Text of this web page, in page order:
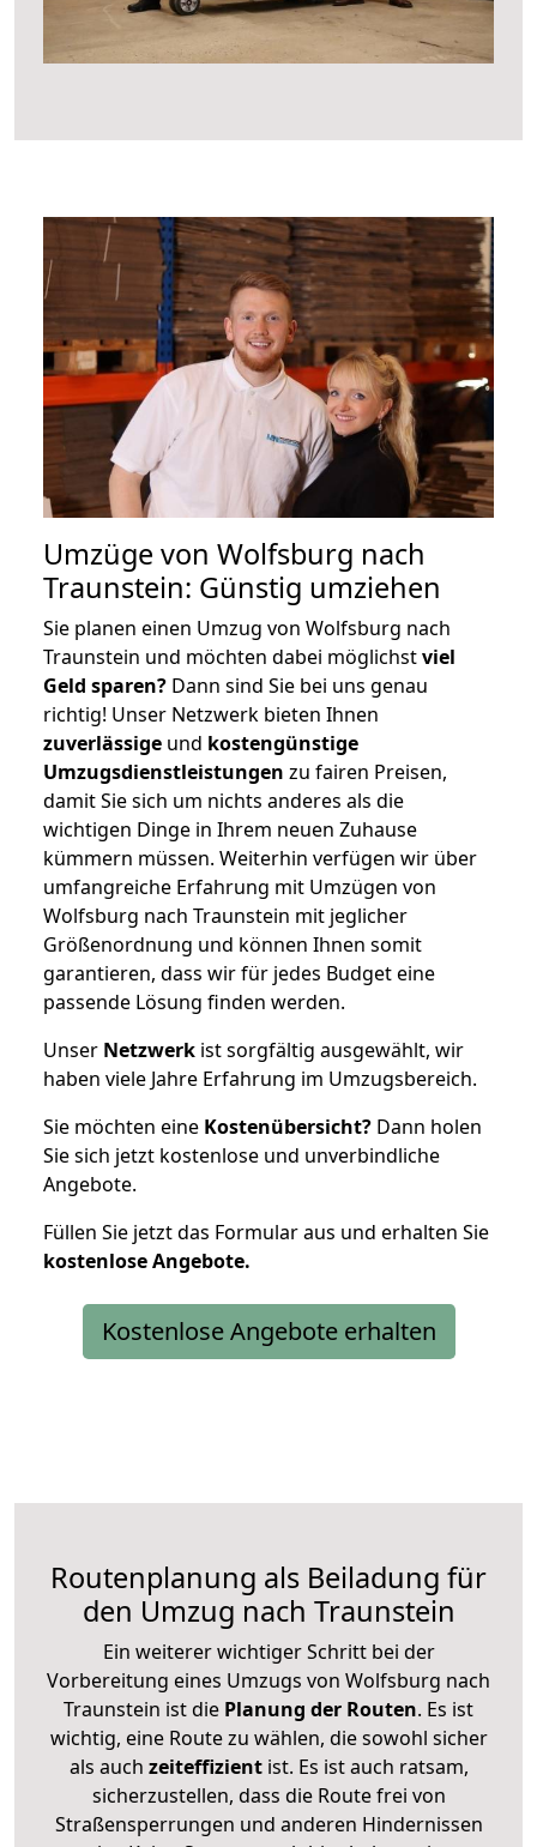
Umzüge von Wolfsburg nach
Traunstein: Günstig umziehen
Sie planen einen Umzug von Wolfsburg nach
Traunstein und möchten dabei möglichstviel
Geld sparen? Dann sind Sie bei uns genau
richtig! Unser Netzwerk bieten Ihnen
zuverlässige und kostengünstige
Umzugsdienstleistungen zu fairen Preisen,
damit Sie sich um nichts anderes als die
wichtigen Dinge in Ihrem neuen Zuhause
kümmern müssen. Weiterhin verfügen wir über
umfangreiche Erfahrung mit Umzügen von
Wolfsburg nach Traunstein mit jeglicher
Größenordnung und können Ihnen somit
garantieren, dass wir für jedes Budget eine
passende Lösung finden werden.
Unser Netzwerk ist sorgfältig ausgewählt, wir
haben viele Jahre Erfahrung im Umzugsbereich.
Sie möchten eine Kostenübersicht? Dann holen
Sie sich jetzt kostenlose und unverbindliche
Angebote.
Füllen Sie jetzt das Formular aus und erhalten Sie
kostenloseAngebote.
Kostenlose Angebote erhalten
Routenplanung als Beiladung für
den Umzug nach Traunstein
Ein weiterer wichtiger Schritt bei der
Vorbereitung eines Umzugs von Wolfsburg nach
Traunstein ist die Planung der Routen. Es ist
wichtig, eine Route zu wählen, die sowohl sicher
als auch zeiteffizientist. Es ist auch ratsam,
sicherzustellen, dass die Route frei von
Straßensperrungen und anderen Hindernissen